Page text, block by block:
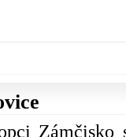
Zámčisko